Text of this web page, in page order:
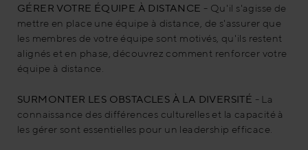
GÉRER VOTRE ÉQUIPE À DISTANCE - Qu'il s'agisse de
mettre en place une équipe à distance, de s'assurer que
les membres de votre équipe sont motivés, qu'ils restent
alignés et en phase, découvrez comment renforcer votre
équipe à distance.
SURMONTER LES OBSTACLES À LA DIVERSITÉ - La
connaissance des différences culturelles et la capacité à
les gérer sont essentielles pour un leadership efficace.